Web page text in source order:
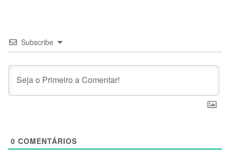
Subscribe
0 COMENTÁRIOS